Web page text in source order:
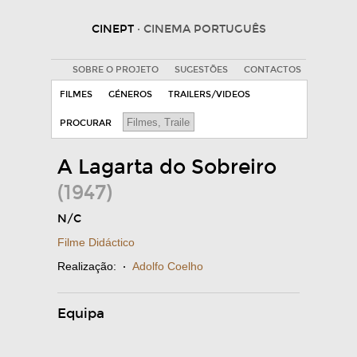
CINEPT · CINEMA PORTUGUÊS
SOBRE O PROJETO SUGESTÕES CONTACTOS
FILMES GÉNEROS TRAILERS/VIDEOS
PROCURAR
A Lagarta do Sobreiro
(1947)
N/C
Filme Didáctico
Realização: · Adolfo Coelho
Equipa